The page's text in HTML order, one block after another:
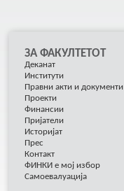
ЗА ФАКУЛТЕТОТ
Деканат
Институти
Правни акти и документи
Проекти
Финансии
Пријатели
Историјат
Прес
Контакт
ФИНКИ е мој избор
Самоевалуација